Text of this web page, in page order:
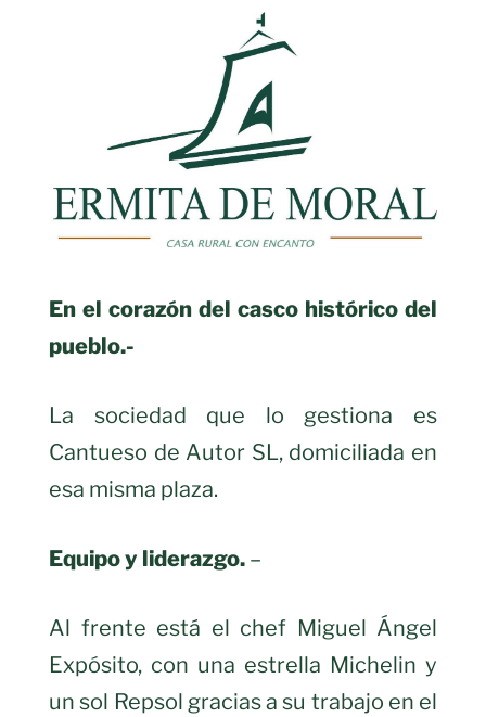
En el corazón del casco histórico del
pueblo.-
La sociedad que lo gestiona es
Cantueso de Autor SL, domiciliada en
esa misma plaza.
Equipo y liderazgo. –
Al frente está el chef Miguel Ángel
Expósito, con una estrella Michelin y
un sol Repsol gracias a su trabajo en el